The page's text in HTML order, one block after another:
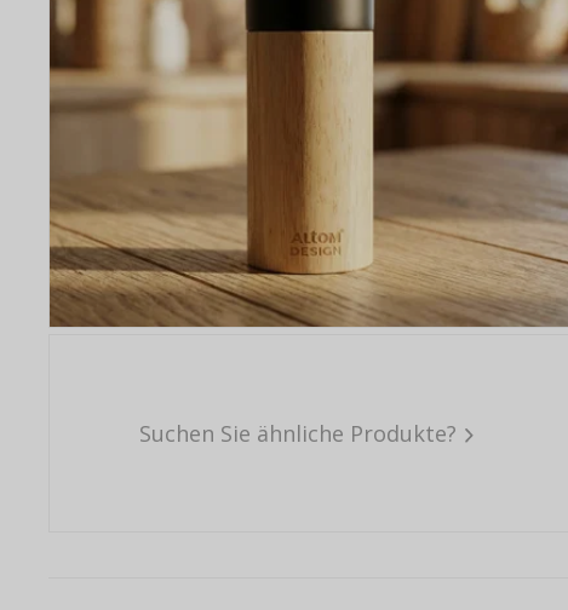
Suchen Sie ähnliche Produkte?